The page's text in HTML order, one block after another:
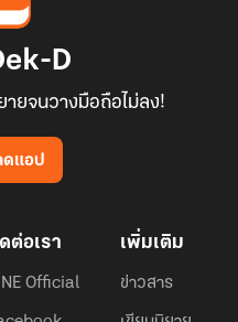
D
ยจนวางมือถือไม่ลง!
ดแอป
ต่อเรา
Official
เพิ่มเติม
ข่าวสาร